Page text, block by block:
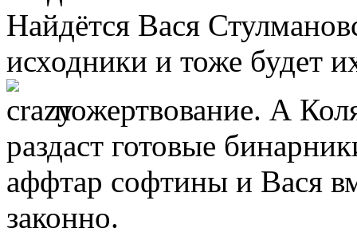
Найдётся Вася
исходники и тоже будет
пожертвование. А
раздаст готовые
аффтар софтины и Вася
законно.